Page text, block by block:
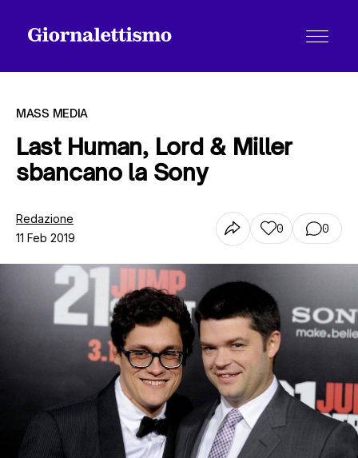
Tutti gli articoli
Chi siamo
Contatti
MASS MEDIA
Last Human, Lord & Miller
sbancano la Sony
Redazione
11 Feb 2019
0 0